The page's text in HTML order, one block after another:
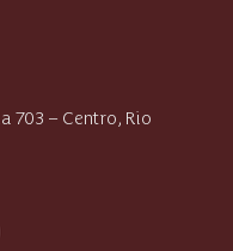
703 – Centro, Rio